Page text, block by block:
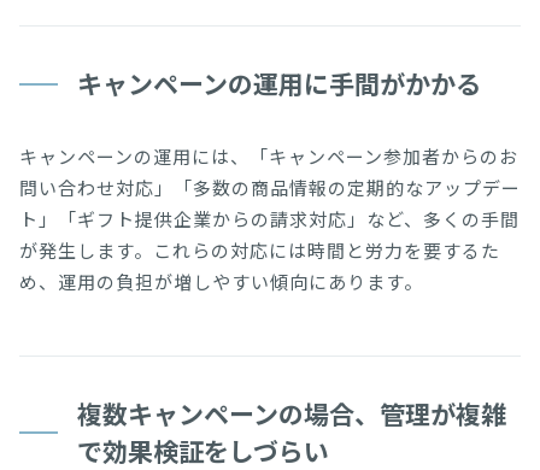
キャンペーンの運用に手間がかかる
キャンペーンの運用には、「キャンペーン参加者からのお
問い合わせ対応」「多数の商品情報の定期的なアップデー
ト」「ギフト提供企業からの請求対応」など、多くの手間
が発生します。これらの対応には時間と労力を要するた
め、運用の負担が増しやすい傾向にあります。
複数キャンペーンの場合、管理が複雑
で効果検証をしづらい